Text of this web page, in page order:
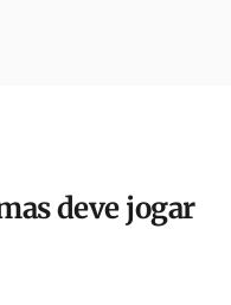
deve jogar